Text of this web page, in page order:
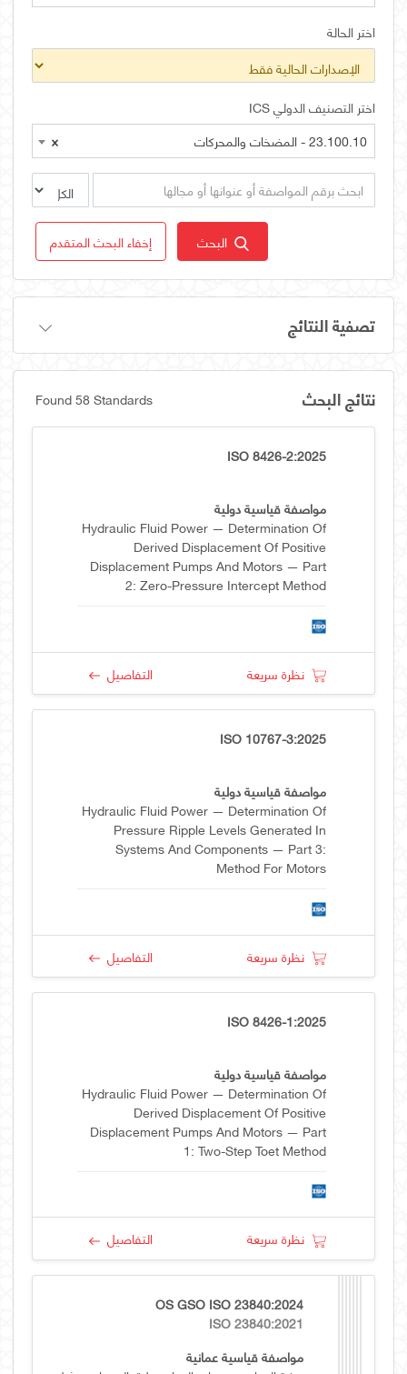
اختر الحالة
اختر التصنيف الدولي ICS
×
23.100.10 - المضخات والمحركات
البحث إخفاء البحث المتقدم
تصفية النتائج
نتائج البحث Found 58 Standards
ISO 8426-2:2025
مواصفة قياسية دولية
Hydraulic Fluid Power — Determination Of
Derived Displacement Of Positive
Displacement Pumps And Motors — Part
2: Zero-Pressure Intercept Method
نظرة سريعة التفاصيل
ISO 10767-3:2025
مواصفة قياسية دولية
Hydraulic Fluid Power — Determination Of
Pressure Ripple Levels Generated In
Systems And Components — Part 3:
Method For Motors
نظرة سريعة التفاصيل
ISO 8426-1:2025
مواصفة قياسية دولية
Hydraulic Fluid Power — Determination Of
Derived Displacement Of Positive
Displacement Pumps And Motors — Part
1: Two-Step Toet Method
نظرة سريعة التفاصيل
OS GSO ISO 23840:2024
ISO 23840:2021
مواصفة قياسية عمانية